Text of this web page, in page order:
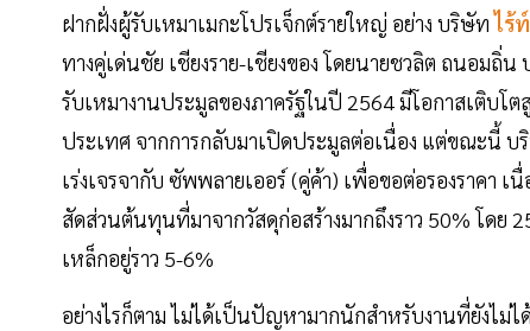
ฝากฝั่งผู้รับเหมาเมกะโปรเจ็กต์รายใหญ่ อย่าง บริษัทไร้
ทางคู่เด่นชัย เชียงราย-เชียงของ โดยนายชวลิต ถนอมถิ่
รับเหมางานประมูลของภาครัฐในปี 2564 มีโอกาสเติบโ
ประเทศ จากการกลับมาเปิดประมูลต่อเนื่อง แต่ขณะนี้
เร่งเจรจากับ ซัพพลายเออร์ (คู่ค้า) เพื่อขอต่อรองราคา
สัดส่วนต้นทุนที่มาจากวัสดุก่อสร้างมากถึงราว 50% โด
เหล็กอยู่ราว 5-6%
อย่างไรก็ตาม ไม่ได้เป็นปัญหามากนักสำหรับงานที่ยังไม่